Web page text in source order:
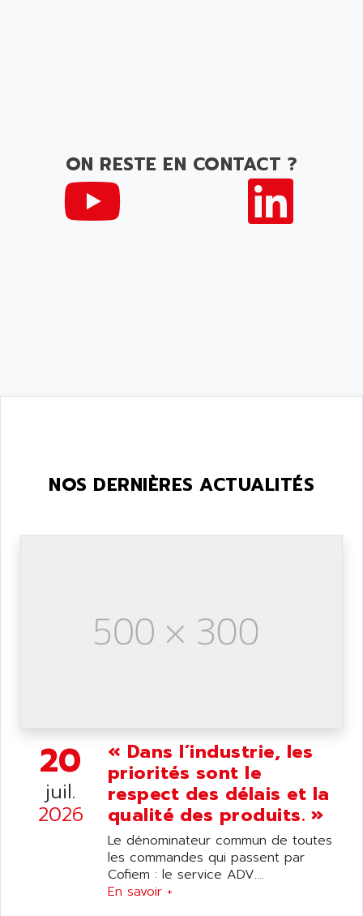
ON RESTE EN CONTACT ?
NOS DERNIÈRES ACTUALITÉS
20
juil.
2026
« Dans l’industrie, les
priorités sont le
respect des délais et la
qualité des produits. »
Le dénominateur commun de toutes
les commandes qui passent par
Cofiem : le service ADV....
En savoir +